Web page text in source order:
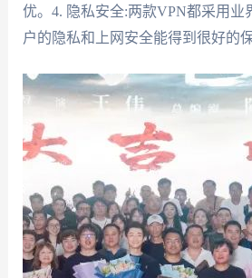
优。4. 隐私安全:两款VPN都采用业
户的隐私和上网安全能得到很好的保